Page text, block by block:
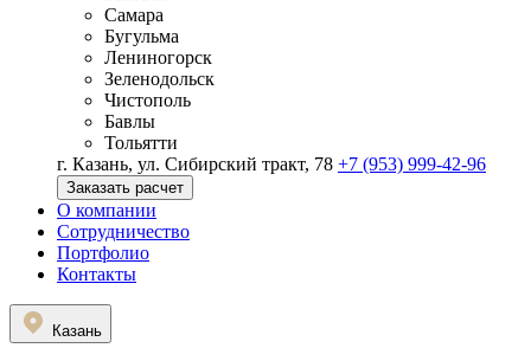
Самара
Бугульма
Лениногорск
Зеленодольск
Чистополь
Бавлы
Тольятти
г. Казань, ул. Сибирский тракт, 78 +7 (953) 999-42-96
Заказать расчет
О компании
Сотрудничество
Портфолио
Контакты
Казань